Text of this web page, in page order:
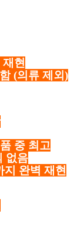
현
(의류 제외)
중 최고
없음
지 완벽 재현